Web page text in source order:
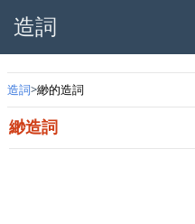
造詞
造詞 緲的造詞
緲造詞